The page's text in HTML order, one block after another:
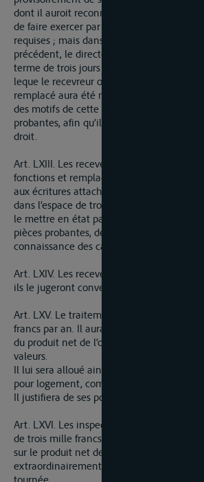
dont il auroit reconnu l’inconduite ou la
de faire exercer par une autre personne
requises ; mais dans ce cas et dans celui
précédent, le directeur général en rendra
terme de trois jours pour tout délai au
leque le recevreur ou contrôleur ainsi
remplacé aura été nommé, et son rapport
des motifs de cette mesure, accompagné
probantes, afin qu’il soit prononcé sur le
droit.
Art. LXIII. Les receveurs pourront de même
fonctions et remplacer provisoirement les
aux écritures attachés à leur bureau à la
dans l’espace de trois jours au plus au
le mettre en état par un rapport
pièces probantes, de prononcer avec une
connaissance des causes.
Art. LXIV. Les receveurs pourront changer
ils le jugeront convenable.
Art. LXV. Le traitement du directeur
francs par an. Il aura en outre une remise
du produit net de l’octroi, déduction faite
valeurs.
Il lui sera alloué ainsi une somme de six
pour logement, commis et frais de bureau.
Il justifiera de ses ports de lette et en sera
Art. LXVI. Les inspecteurs jouiront chacun
de trois mille francs et en outre d’une
sur le produit net de l’octroi. Il leur sera
extraordinairement dix francs par jour
tournée.